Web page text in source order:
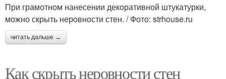
При грамотном нанесении декоративной штукатурки,
можно скрыть неровности стен. / Фото: strhouse.ru
читать дальше →
Как скрыть неровности стен